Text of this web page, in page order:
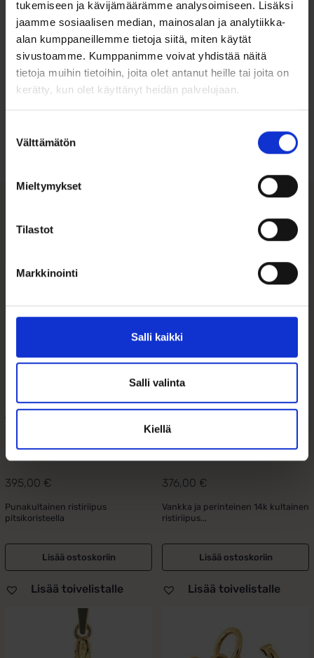
tukemiseen ja kävijämäärämme analysoimiseen. Lisäksi
jaamme sosiaalisen median, mainosalan ja analytiikka-
alan kumppaneillemme tietoja siitä, miten käytät
sivustoamme. Kumppanimme voivat yhdistää näitä
tietoja muihin tietoihin, joita olet antanut heille tai joita on
kerätty, kun olet käyttänyt heidän palvelujaan.
valinta
Välttämätön
Mieltymykset
Tilastot
Markkinointi
Salli kaikki
Salli valinta
Kiellä
Ohjeita sormuksen tai korun
koon valintaan
Tutustu myös
Vintage ristiriipus
27mmx20mm
395,00 €
Punakultainen ristiriipus
pitsikoristeella
Lisää ostoskoriin
Lisää toivelistalle
Rippiristi Kultaa
20mm x 12mm
376,00 €
Vankka ja perinteinen 14k kultainen
ristiriipus...
Lisää ostoskoriin
Lisää toivelistalle